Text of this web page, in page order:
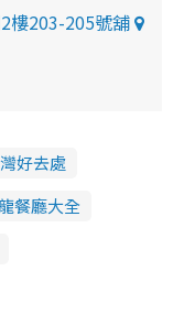
樓203-205號舖
好去處
餐廳大全